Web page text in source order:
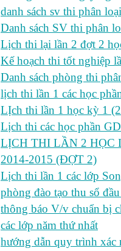
danh sách sv thi phân
Danh sách SV thi phân
Lịch thi lại lần 2 đợt 2
Kế hoạch thi tốt nghiệp
Danh sách phòng thi
lịch thi lần 1 các học
LỊch thi lần 1 học kỳ 1
Lịch thi các học phần
LỊCH THI LẦN 2
2014-2015 (ĐỢT 2)
Lịch thi lần 1 các lớp
phòng đào tạo thu sổ
thông báo V/v chuẩn bị
các lớp năm thứ nhất
hướng dẫn quy trình xác